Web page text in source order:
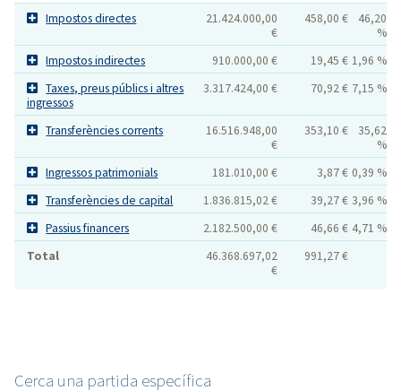
Impostos directes
21.424.000,00
€
458,00 €
46,20
%
Impostos indirectes
910.000,00 € 19,45 € 1,96 %
Taxes, preus públics i altres
ingressos
3.317.424,00 € 70,92 € 7,15 %
Transferències corrents
16.516.948,00
€
353,10 €
35,62
%
Ingressos patrimonials
181.010,00 € 3,87 € 0,39 %
Transferències de capital
1.836.815,02 € 39,27 € 3,96 %
Passius financers
2.182.500,00 € 46,66 € 4,71 %
Total
46.368.697,02
€
991,27 €
Cerca una partida específica